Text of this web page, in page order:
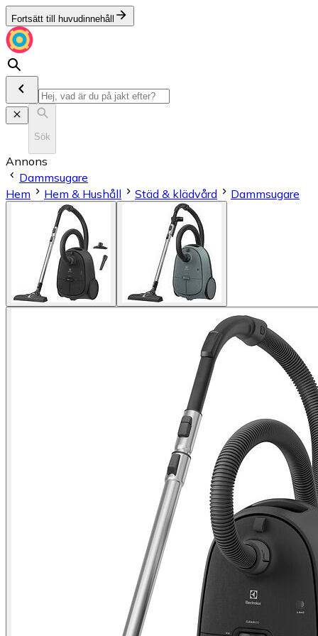
Fortsätt till huvudinnehåll
Sök
Annons
Dammsugare
Hem
Hem & Hushåll Städ & klädvård Dammsugare